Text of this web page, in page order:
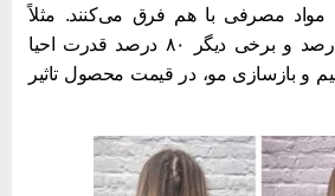
مصرفی با هم فرق می‌کنند. مثلاً
بعضی از این مواد ۹۰ درصد و برخی دیگر ۸۰ درصد قدرت احیا
و بازسازی مو، در قیمت محصول تاثیر